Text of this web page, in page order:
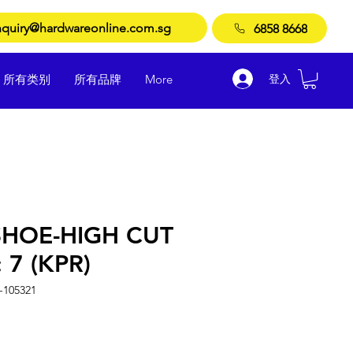
6858 8668
所有类别 所有品牌 More 登入
HIGH CUT
7 (KPR)